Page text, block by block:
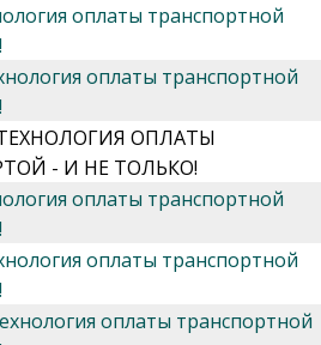
оплаты транспортной
оплаты транспортной
ТЕХНОЛОГИЯ ОПЛАТЫ
- И НЕ ТОЛЬКО!
оплаты транспортной
оплаты транспортной
оплаты транспортной